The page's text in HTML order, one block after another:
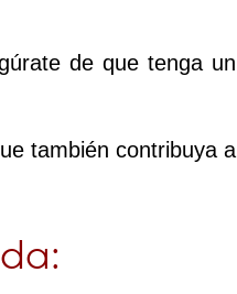
de que tenga un
también contribuya a